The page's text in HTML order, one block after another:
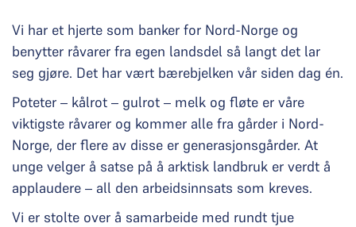
Vi har et hjerte som banker for Nord-Norge og
benytter råvarer fra egen landsdel så langt det lar
seg gjøre. Det har vært bærebjelken vår siden dag én.
Poteter – kålrot – gulrot – melk og fløte er våre
viktigste råvarer og kommer alle fra gårder i Nord-
Norge, der flere av disse er generasjonsgårder. At
unge velger å satse på å arktisk landbruk er verdt å
applaudere – all den arbeidsinnsats som kreves.
Vi er stolte over å samarbeide med rundt tjue